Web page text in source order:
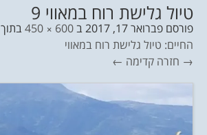
טיול גלישת רוח במאווי 9
פורסם פברואר 17, 2017 ב600 × 450 בתוך
החיים: טיול גלישת רוח במאווי
→ חזרה קדימה ←